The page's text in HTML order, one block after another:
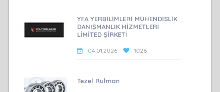
YFA YERBİLİMLERİ MÜHENDİSLİK
DANIŞMANLIK HİZMETLERİ
LİMİTED ŞİRKETİ
04.01.2026 1026
Tezel Rulman